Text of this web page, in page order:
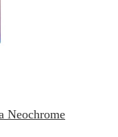
Neochrome